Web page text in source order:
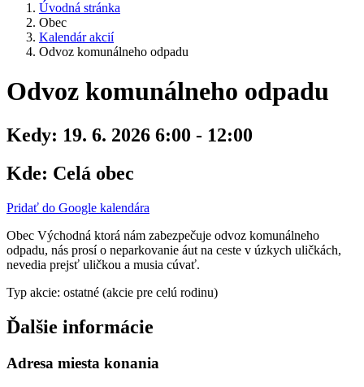
Úvodná stránka
Obec
Kalendár akcií
Odvoz komunálneho odpadu
Odvoz komunálneho odpadu
Kedy: 19. 6. 2026 6:00 - 12:00
Kde: Celá obec
Pridať do Google kalendára
Obec Východná ktorá nám zabezpečuje odvoz komunálneho
odpadu, nás prosí o neparkovanie áut na ceste v úzkych uličkách,
nevedia prejsť uličkou a musia cúvať.
Typ akcie: ostatné (akcie pre celú rodinu)
Ďalšie informácie
Adresa miesta konania